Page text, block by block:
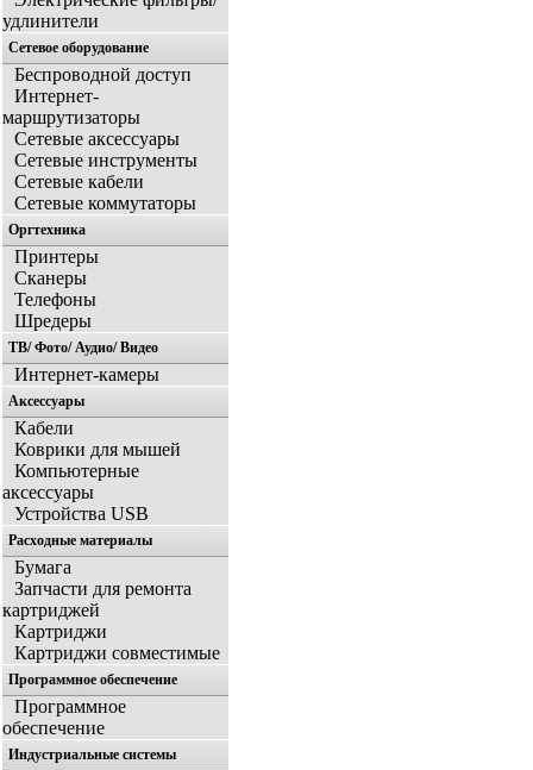
удлинители
Сетевое оборудование
Беспроводной доступ
Интернет-
маршрутизаторы
Сетевые аксессуары
Сетевые инструменты
Сетевые кабели
Сетевые коммутаторы
Оргтехника
Принтеры
Сканеры
Телефоны
Шредеры
ТВ/ Фото/ Аудио/ Видео
Интернет-камеры
Аксессуары
Кабели
Коврики для мышей
Компьютерные
аксессуары
Устройства USB
Расходные материалы
Бумага
Запчасти для ремонта
картриджей
Картриджи
Картриджи совместимые
Программное обеспечение
Программное
обеспечение
Индустриальные системы